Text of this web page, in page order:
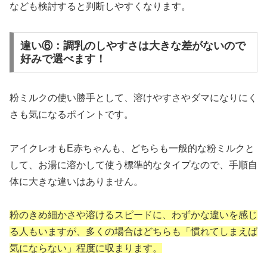
なども検討すると判断しやすくなります。
違い⑥：調乳のしやすさは大きな差がないので
好みで選べます！
粉ミルクの使い勝手として、溶けやすさやダマになりにく
さも気になるポイントです。
アイクレオもE赤ちゃんも、どちらも一般的な粉ミルクと
して、お湯に溶かして使う標準的なタイプなので、手順自
体に大きな違いはありません。
粉のきめ細かさや溶けるスピードに、わずかな違いを感じ
る人もいますが、多くの場合はどちらも「慣れてしまえば
気にならない」程度に収まります。